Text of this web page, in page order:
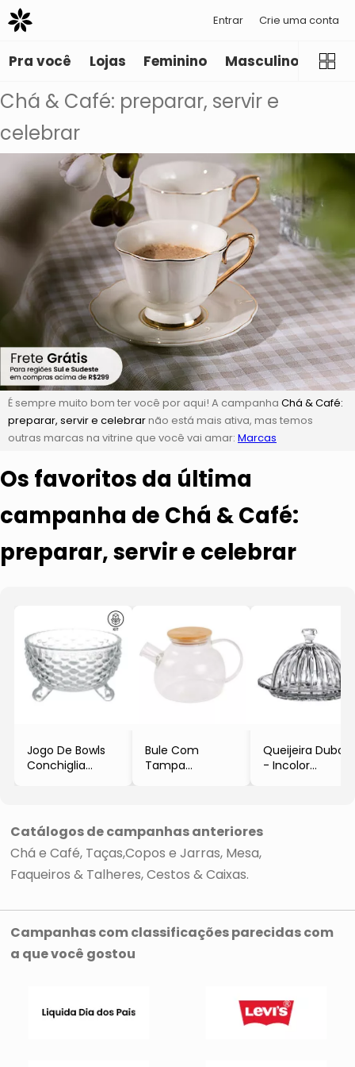
Entrar Crie uma conta
Pra você Lojas Feminino Masculino
Chá & Café: preparar, servir e
celebrar
É sempre muito bom ter você por aqui! A campanha Chá & Café:
preparar, servir e celebrarnão está mais ativa, mas temos
outras marcas na vitrine que você vai amar: Marcas
Os favoritos da última
campanha de Chá & Café:
preparar, servir e celebrar
Jogo De Bowls
Conchiglia
- Full Fit
Bule Com
Tampa
Queijeira Dubois
- Incolor
Catálogos de campanhas anteriores
Chá e Café Taças,Copos e Jarras Mesa
Faqueiros & Talheres Cestos & Caixas
Campanhas com classificações parecidas com
a que você gostou